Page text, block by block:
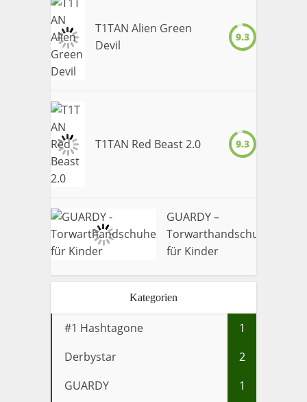
T1TAN Alien Green
Devil
9.3
T1TAN Red Beast 2.0 9.3
GUARDY –
Torwarthandschuhe
für Kinder
Kategorien
#1 Hashtagone
1
Derbystar
2
GUARDY
1